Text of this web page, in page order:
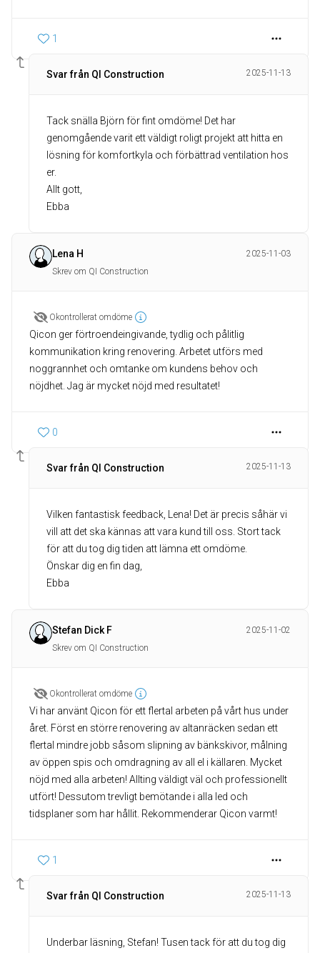
1
Svar från QI Construction 2025-11-13
Tack snälla Björn för fint omdöme! Det har
genomgående varit ett väldigt roligt projekt att hitta en
lösning för komfortkyla och förbättrad ventilation hos
er.
Allt gott,
Ebba
Lena H
2025-11-03
Skrev om QI Construction
Okontrollerat omdöme
Qicon ger förtroendeingivande, tydlig och pålitlig
kommunikation kring renovering. Arbetet utförs med
noggrannhet och omtanke om kundens behov och
nöjdhet. Jag är mycket nöjd med resultatet!
0
Svar från QI Construction 2025-11-13
Vilken fantastisk feedback, Lena! Det är precis såhär vi
vill att det ska kännas att vara kund till oss. Stort tack
för att du tog dig tiden att lämna ett omdöme.
Önskar dig en fin dag,
Ebba
Stefan Dick F
2025-11-02
Skrev om QI Construction
Okontrollerat omdöme
Vi har använt Qicon för ett flertal arbeten på vårt hus under
året. Först en större renovering av altanräcken sedan ett
flertal mindre jobb såsom slipning av bänkskivor, målning
av öppen spis och omdragning av all el i källaren. Mycket
nöjd med alla arbeten! Allting väldigt väl och professionellt
utfört! Dessutom trevligt bemötande i alla led och
tidsplaner som har hållit. Rekommenderar Qicon varmt!
1
Svar från QI Construction 2025-11-13
Underbar läsning, Stefan! Tusen tack för att du tog dig